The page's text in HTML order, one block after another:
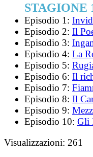
STAGIONE
Episodio 1:
Episodio 2: Il
Episodio 3:
Episodio 4: La
Episodio 5:
Episodio 6: Il
Episodio 7:
Episodio 8: Il
Episodio 9:
Episodio 10: Gli
Visualizzazioni: 261